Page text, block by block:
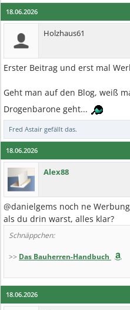
18.06.2026
Holzhaus61
Erster Beitrag und erst mal
Geht man auf den Blog, weiß
Drogenbarone geht...
Fred Astair gefällt das.
18.06.2026
Alex88
@danielgems noch ne
als du drin warst, alles klar?
Schnäppchen:
>> Das Bauherren-Handbuch
18.06.2026